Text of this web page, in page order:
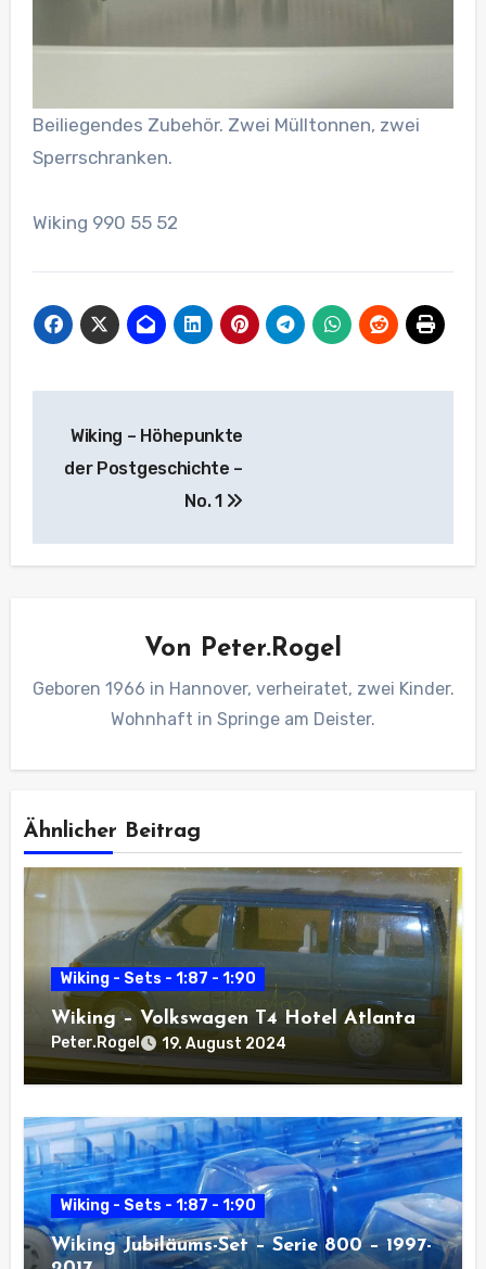
Beiliegendes Zubehör. Zwei Mülltonnen, zwei
Sperrschranken.
Wiking 990 55 52
Wiking – Höhepunkte
der Postgeschichte –
No. 1
Von Peter.Rogel
Geboren 1966 in Hannover, verheiratet, zwei Kinder.
Wohnhaft in Springe am Deister.
Ähnlicher Beitrag
Wiking - Sets - 1:87 - 1:90
Wiking – Volkswagen T4 Hotel Atlanta
Peter.Rogel 19. August 2024
Wiking - Sets - 1:87 - 1:90
Wiking Jubiläums-Set – Serie 800 – 1997-